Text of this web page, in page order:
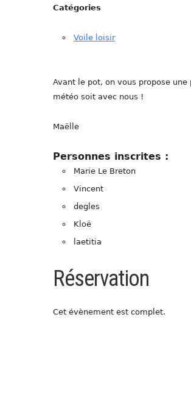
Catégories
Voile loisir
Avant le pot, on vous propose
météo soit avec nous !
Maëlle
Personnes inscrites :
Marie Le Breton
Vincent
degles
Kloë
laetitia
Réservation
Cet évènement est complet.